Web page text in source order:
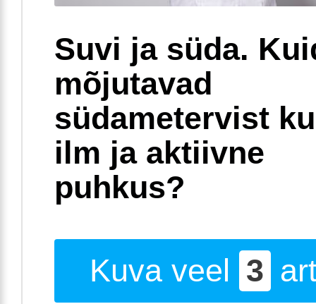
Suvi ja süda.
mõjutavad
südametervist
ilm ja aktiivne
puhkus?
Kuva veel 3